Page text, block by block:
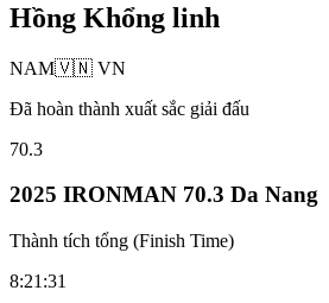
Hồng Khổng linh
NAM🇻🇳 VN
Đã hoàn thành xuất sắc giải đấu
70.3
2025 IRONMAN 70.3 Da Nang
Thành tích tổng (Finish Time)
8:21:31